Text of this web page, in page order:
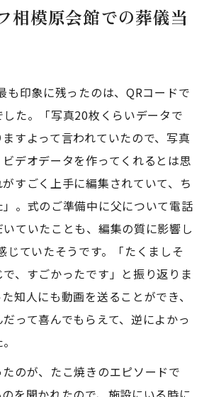
相模原会館での葬儀当
も印象に残ったのは、QRコードで
た。「写真20枚くらいデータで
すよって言われていたので、写真
デオデータを作ってくれるとは思
すごく上手に編集されていて、ち
。式のご準備中に父について電話
ていたことも、編集の質に影響し
じていたそうです。「たくましそ
、すごかったです」と振り返りま
知人にも動画を送ることができ、
だって喜んでもらえて、逆によかっ
のが、たこ焼きのエピソードで